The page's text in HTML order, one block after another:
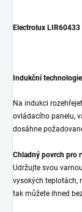
Electrolux
Indukční
Na indukci
ovládacího panelu,
dosáhne
Chladný povrch pro
Udržujte svou
vysokých teplotách,
tak můžete ihned